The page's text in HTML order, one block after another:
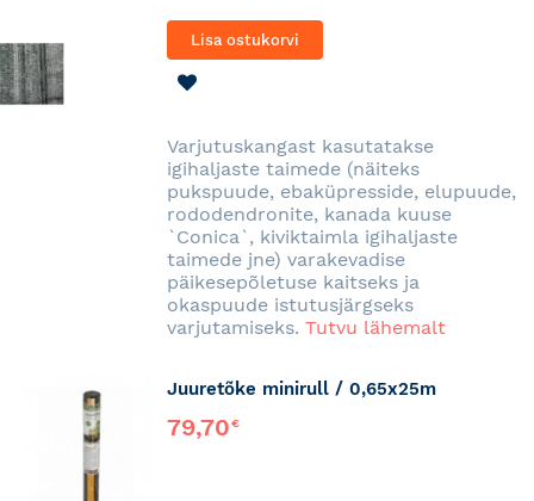
Lisa ostukorvi
Varjutuskangast kasutatakse
igihaljaste taimede (näiteks
pukspuude, ebaküpresside, elupuude,
rododendronite, kanada kuuse
`Conica`, kiviktaimla igihaljaste
taimede jne) varakevadise
päikesepõletuse kaitseks ja
okaspuude istutusjärgseks
varjutamiseks. Tutvu lähemalt
Juuretõke minirull / 0,65x25m
79,70€